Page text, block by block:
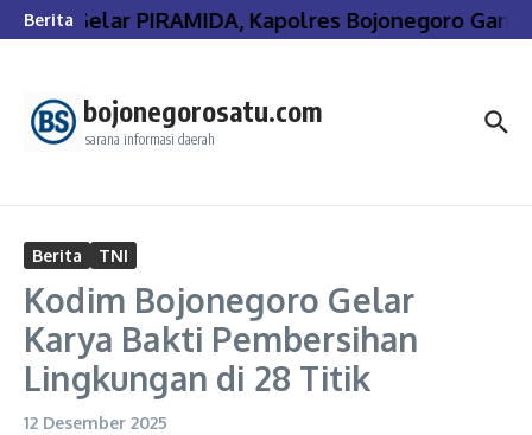
Lewati ke konten
BeritaGelar PIRAMIDA, Kapolres Bojonegoro
bojonegorosatu.com
sarana informasi daerah
Berita TNI
Kodim Bojonegoro Gelar
Karya Bakti Pembersihan
Lingkungan di 28 Titik
12 Desember 2025